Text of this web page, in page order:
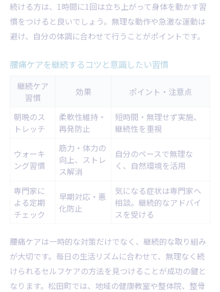
続ける方は、1時間に1回は立ち上がって身体を動かす習
慣をつけると良いでしょう。無理な動作や急激な運動は
避け、自分の体調に合わせて行うことがポイントです。
腰痛ケアを継続するコツと意識したい習慣
継続ケア
習慣
効果 ポイント・注意点
朝晩のス
トレッチ
柔軟性維持・
再発防止
短時間・無理せず実施、
継続性を重視
ウォーキ
ング習慣
筋力・体力の
向上、ストレ
ス解消
自分のペースで無理な
く、自然環境を活用
専門家に
よる定期
チェック
早期対応・悪
化防止
気になる症状は専門家へ
相談。継続的なアドバイ
スを受ける
腰痛ケアは一時的な対策だけでなく、継続的な取り組み
が大切です。毎日の生活リズムに合わせて、無理なく続
けられるセルフケアの方法を見つけることが成功の鍵と
なります。松田町では、地域の健康教室や整体院、整骨